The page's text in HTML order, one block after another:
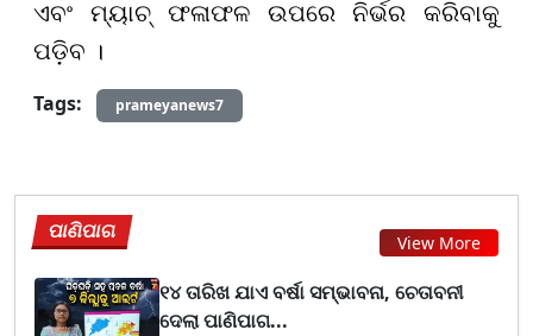
ଏବଂ ମ୍ୟାଚ୍ ଫଳାଫଳ ଉପରେ ନିର୍ଭର କରିବାକୁ
ପଡ଼ିବ ।
Tags:
prameyanews7
ପାଣିପାଗ View More
୧୪ ତାରିଖ ଯାଏ ବର୍ଷା ସମ୍ଭାବନା, ଚେତାବନୀ
ଦେଲା ପାଣିପାଗ...